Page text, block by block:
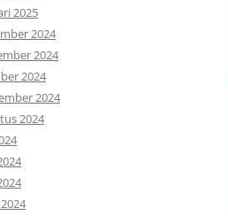
2025
2024
2024
2024
2024
2024